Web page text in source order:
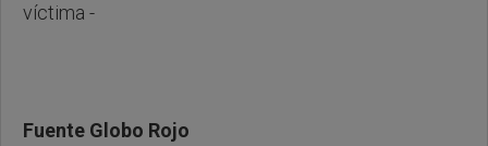
víctima -
Fuente Globo Rojo